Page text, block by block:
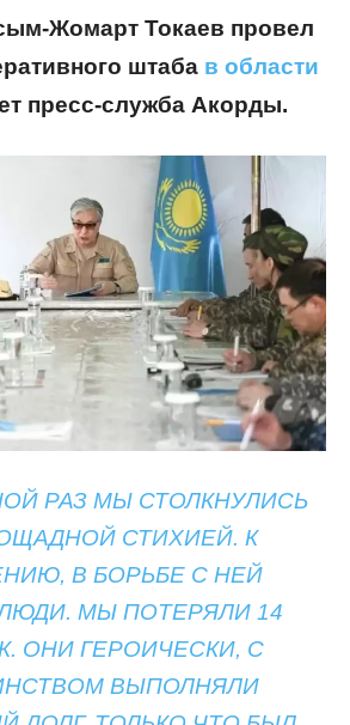
Жомарт Токаев провел
штаба в области
пресс-служба Акорды.
РАЗ МЫ СТОЛКНУЛИСЬ
СТИХИЕЙ. К
В БОРЬБЕ С НЕЙ
МЫ ПОТЕРЯЛИ 14
ОНИ ГЕРОИЧЕСКИ, С
ВЫПОЛНЯЛИ